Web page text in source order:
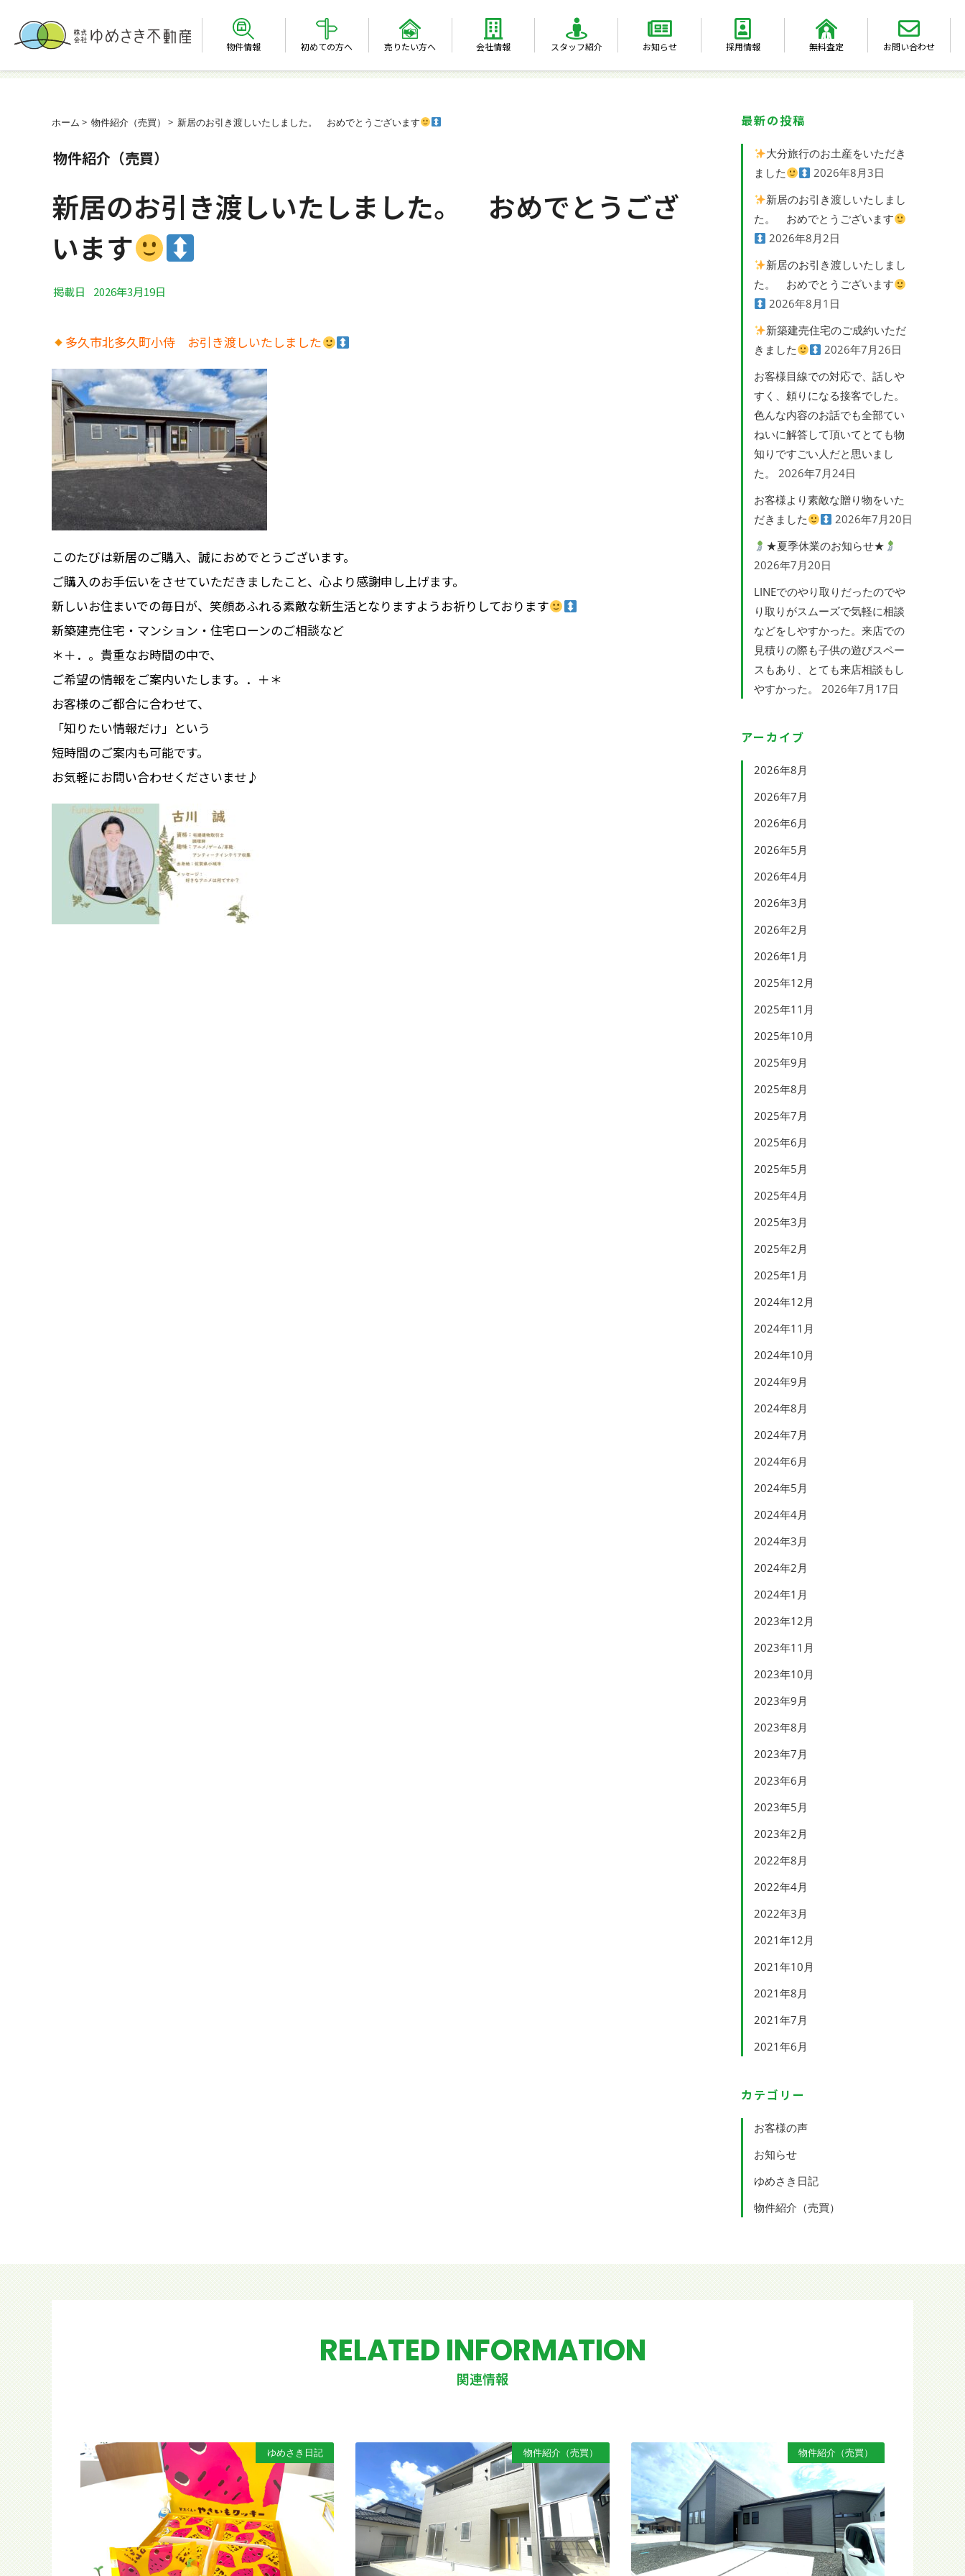
物件情報 初めての方へ 売りたい方へ 会社情報 スタッフ紹介 お知らせ 採用情報 無料査定 お問い合わせ
ホーム 物件紹介（売買） 新居のお引き渡しいたしました。 おめでとうございます
物件紹介（売買）
新居のお引き渡しいたしました。 おめでとうござ
います
掲載日 2026年3月19日
多久市北多久町小侍 お引き渡しいたしました
このたびは新居のご購入、 誠におめでとう ございます。
ご購入のお手伝いをさせていただきま したこと、 心より感謝申 し上げます。
新しいお住まいでの毎日が、 笑顔あふれる素敵な新生活となり ますよう お祈り しており ます
新築建売住宅・マンション・住宅ローンのご相談など
＊＋．。貴重なお時間の中で、
ご希望の情報をご案内いたします。．＋＊
お客様のご都合に合わせて、
「知りたい情報だけ」という
短時間のご案内も可能です。
お気軽にお問い合わせくださいませ♪
最新の投稿
大分旅行のお土産をいただき
ました
2026年8月3日
新居のお引き渡しいたしまし
た。 おめでとうございます
2026年8月2日
新居のお引き渡しいたしまし
た。 おめでとうございます
2026年8月1日
新築建売住宅のご成約いただ
きました
2026年7月26日
お客様目線での対応で、話しや
すく、頼りになる接客でした。
色んな内容のお話でも全部てい
ねいに解答して頂いてとても物
知りですごい人だと思いまし
た。
2026年7月24日
お客様より素敵な贈り物をいた
だきました
2026年7月20日
★夏季休業のお知らせ★
2026年7月20日
LINEでのやり取りだったのでや
り取りがスムーズで気軽に相談
などをしやすかった。来店での
見積りの際も子供の遊びスペー
スもあり、とても来店相談もし
やすかった。
2026年7月17日
アーカイブ
2026年8月
2026年7月
2026年6月
2026年5月
2026年4月
2026年3月
2026年2月
2026年1月
2025年12月
2025年11月
2025年10月
2025年9月
2025年8月
2025年7月
2025年6月
2025年5月
2025年4月
2025年3月
2025年2月
2025年1月
2024年12月
2024年11月
2024年10月
2024年9月
2024年8月
2024年7月
2024年6月
2024年5月
2024年4月
2024年3月
2024年2月
2024年1月
2023年12月
2023年11月
2023年10月
2023年9月
2023年8月
2023年7月
2023年6月
2023年5月
2023年2月
2022年8月
2022年4月
2022年3月
2021年12月
2021年10月
2021年8月
2021年7月
2021年6月
カテゴリー
お客様の声
お知らせ
ゆめさき日記
物件紹介（売買）
RELATED INFORMATION
関連情報
ゆめさき日記 物件紹介（売買） 物件紹介（売買）